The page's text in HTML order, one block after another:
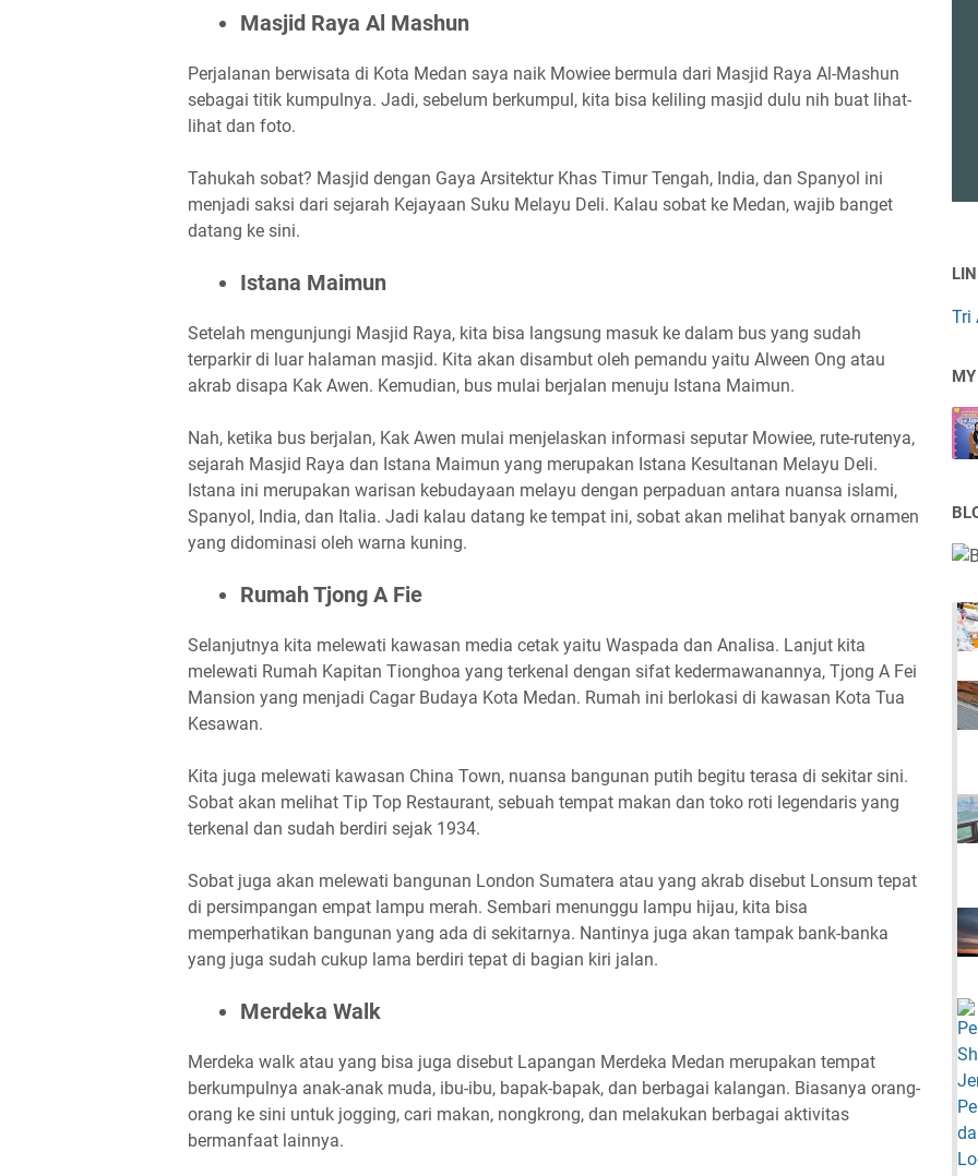
Masjid Raya Al Mashun
Perjalanan berwisata di Kota Medan saya naik Mowiee bermula dari Masjid Raya Al-Mashun
sebagai titik kumpulnya. Jadi, sebelum berkumpul, kita bisa keliling masjid dulu nih buat lihat-
lihat dan foto.
Tahukah sobat? Masjid dengan Gaya Arsitektur Khas Timur Tengah, India, dan Spanyol ini
menjadi saksi dari sejarah Kejayaan Suku Melayu Deli. Kalau sobat ke Medan, wajib banget
datang ke sini.
Istana Maimun
Setelah mengunjungi Masjid Raya, kita bisa langsung masuk ke dalam bus yang sudah
terparkir di luar halaman masjid. Kita akan disambut oleh pemandu yaitu Alween Ong atau
akrab disapa Kak Awen. Kemudian, bus mulai berjalan menuju Istana Maimun.
Nah, ketika bus berjalan, Kak Awen mulai menjelaskan informasi seputar Mowiee, rute-rutenya,
sejarah Masjid Raya dan Istana Maimun yang merupakan Istana Kesultanan Melayu Deli.
Istana ini merupakan warisan kebudayaan melayu dengan perpaduan antara nuansa islami,
Spanyol, India, dan Italia. Jadi kalau datang ke tempat ini, sobat akan melihat banyak ornamen
yang didominasi oleh warna kuning.
Rumah Tjong A Fie
Selanjutnya kita melewati kawasan media cetak yaitu Waspada dan Analisa. Lanjut kita
melewati Rumah Kapitan Tionghoa yang terkenal dengan sifat kedermawanannya, Tjong A Fei
Mansion yang menjadi Cagar Budaya Kota Medan. Rumah ini berlokasi di kawasan Kota Tua
Kesawan.
Kita juga melewati kawasan China Town, nuansa bangunan putih begitu terasa di sekitar sini.
Sobat akan melihat Tip Top Restaurant, sebuah tempat makan dan toko roti legendaris yang
terkenal dan sudah berdiri sejak 1934.
Sobat juga akan melewati bangunan London Sumatera atau yang akrab disebut Lonsum tepat
di persimpangan empat lampu merah. Sembari menunggu lampu hijau, kita bisa
memperhatikan bangunan yang ada di sekitarnya. Nantinya juga akan tampak bank-banka
yang juga sudah cukup lama berdiri tepat di bagian kiri jalan.
Merdeka Walk
Merdeka walk atau yang bisa juga disebut Lapangan Merdeka Medan merupakan tempat
berkumpulnya anak-anak muda, ibu-ibu, bapak-bapak, dan berbagai kalangan. Biasanya orang-
orang ke sini untuk jogging, cari makan, nongkrong, dan melakukan berbagai aktivitas
bermanfaat lainnya.
Tri